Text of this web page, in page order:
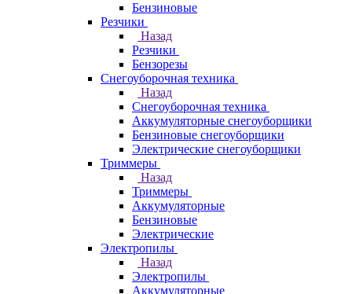
Бензиновые
Резчики
Назад
Резчики
Бензорезы
Снегоуборочная техника
Назад
Снегоуборочная техника
Аккумуляторные снегоуборщики
Бензиновые снегоуборщики
Электрические снегоуборщики
Триммеры
Назад
Триммеры
Аккумуляторные
Бензиновые
Электрические
Электропилы
Назад
Электропилы
Аккумуляторные